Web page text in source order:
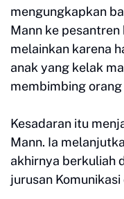
mengungkapkan
Mann ke
melainkan karena
anak yang kelak
membimbing
Kesadaran itu
Mann. Ia
akhirnya berkuliah
jurusan